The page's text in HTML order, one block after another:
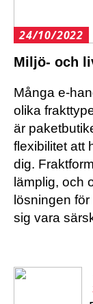
24/10/2022
Miljö- och
Många e-
olika
är
flexibilitet att
dig.
lämplig, och
lösningen
sig vara